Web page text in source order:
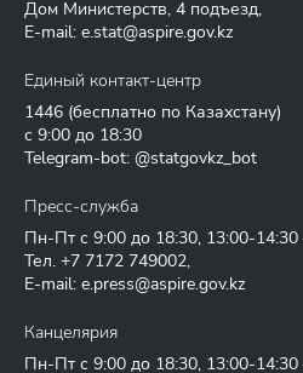
Дом Министерств, 4 подъезд,
E-mail: e.stat@aspire.gov.kz
Единый контакт-центр
1446 (бесплатно по Казахстану)
с 9:00 до 18:30
Telegram-bot: @statgovkz_bot
Пресс-служба
Пн-Пт с 9:00 до 18:30, 13:00-
Тел. +7 7172 749002,
E-mail: e.press@aspire.gov.kz
Канцелярия
Пн-Пт с 9:00 до 18:30, 13:00-